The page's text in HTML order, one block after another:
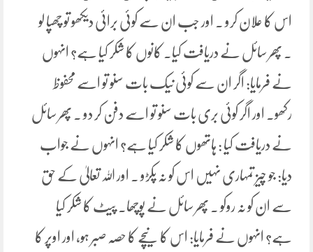
اس کا علان کرو ۔ اور جب ان سے کوئی برائی دیکھو تو چھپا لو
۔ پھر سائل نے دریافت کیا۔ کانوں کا شکر کیا ہے؟ انہوں
نے فرمایا: اگر ان سے کوئی نیک بات سنو تو اسے محفوظ
رکھو۔ اور اگر کوئی بری بات سنو تو اسے دفن کر دو ۔ پھر سائل
نے دریافت کیا : ہاتھوں کا شکر کیا ہے؟ انہوں نے جواب
دیا: جو چیز تمہاری نہیں اس کو نہ پکڑو ۔ اور اللہ تعالیٰ کے حق
سے ان کو نہ روکو ۔ پھر سائل نے پوچھا۔ پیٹ کا شکر کیا
ہے؟ انہوں نے فرمایا: اس کا نیچے کا حصہ صبر ہو، اور اوپر کا